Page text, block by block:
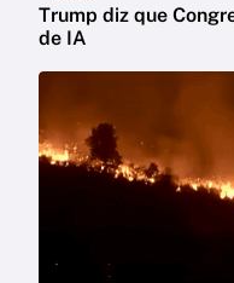
Trump diz que
de IA